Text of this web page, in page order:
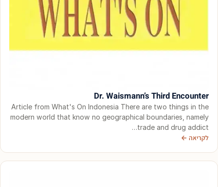
Dr. Waismann’s Third Encounter
Article from What's On Indonesia There are two things in the
modern world that know no geographical boundaries, namely
trade and drug addict…
לקריאה ←